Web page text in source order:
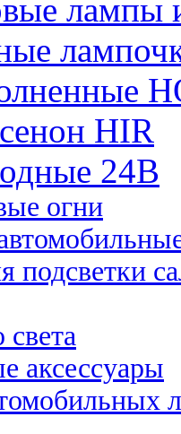
лампы
HIR
24B
огни
подсветки
аксессуары